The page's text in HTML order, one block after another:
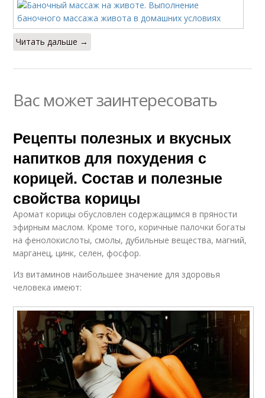
Читать дальше →
Вас может заинтересовать
Рецепты полезных и вкусных
напитков для похудения с
корицей. Состав и полезные
свойства корицы
Аромат корицы обусловлен содержащимся в пряности
эфирным маслом. Кроме того, коричные палочки богаты
на фенолокислоты, смолы, дубильные вещества, магний,
марганец, цинк, селен, фосфор.
Из витаминов наибольшее значение для здоровья
человека имеют: